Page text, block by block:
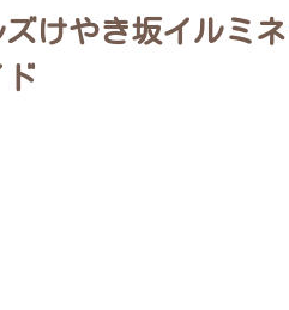
けやき坂イルミ